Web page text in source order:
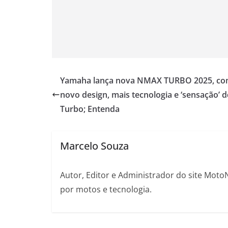
Yamaha lança nova NMAX TURBO 2025,
novo design, mais tecnologia e ‘sensação’
Turbo; Entenda
Marcelo Souza
Autor, Editor e Administrador do site
por motos e tecnologia.